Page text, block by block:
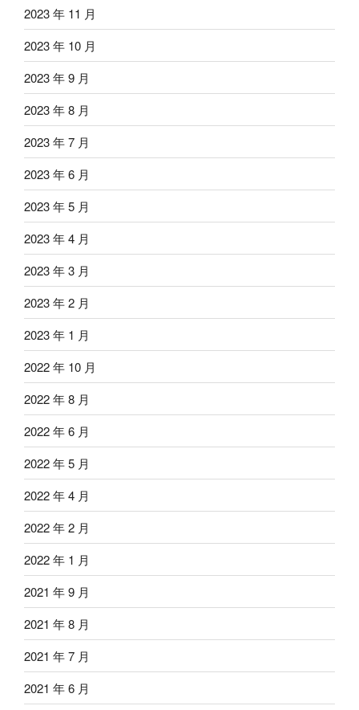
2023 年 11 月
2023 年 10 月
2023 年 9 月
2023 年 8 月
2023 年 7 月
2023 年 6 月
2023 年 5 月
2023 年 4 月
2023 年 3 月
2023 年 2 月
2023 年 1 月
2022 年 10 月
2022 年 8 月
2022 年 6 月
2022 年 5 月
2022 年 4 月
2022 年 2 月
2022 年 1 月
2021 年 9 月
2021 年 8 月
2021 年 7 月
2021 年 6 月